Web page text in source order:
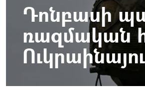
Դոնբասի
ռազմական